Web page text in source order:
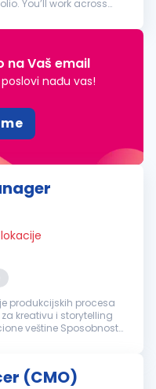
You’ll work across
na Vaš email
nađu vas!
produkcijskih procesa
kreativu i storytelling
veštine Sposobnost
(CMO)